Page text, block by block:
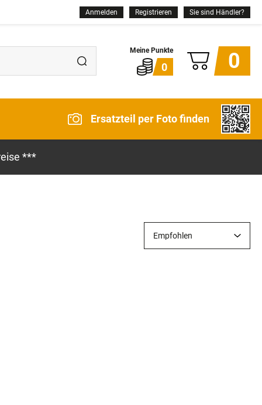
Anmelden Registrieren Sie sind Händler?
0 0
Ersatzteil per Foto finden
***